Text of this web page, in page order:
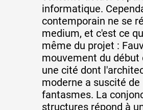
informatique.
contemporain ne se
medium, et c'est ce
même du projet :
mouvement du début
une cité dont
moderne a suscité
fantasmes. La
structures répond à